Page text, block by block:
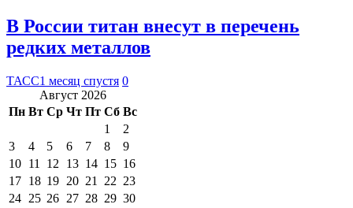
В России титан внесут в перечень
редких металлов
ТАСС1 месяц спустя 0
Август 2026
Пн Вт Ср Чт Пт Сб Вс
1
2
3
4 5 6 7 8
9
10 11 12 13 14 15 16
17 18 19 20 21 22 23
24 25 26 27 28 29 30